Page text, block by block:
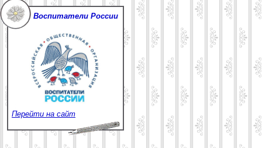
Воспитатели России
Перейти на сайт